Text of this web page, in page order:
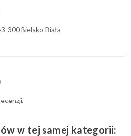
300 Bielsko-Biała
w tej samej kategorii: